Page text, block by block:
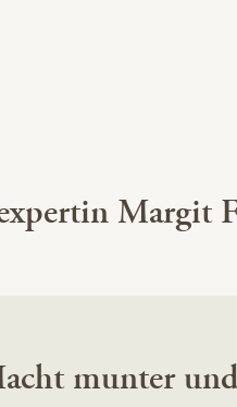
Margit
munter